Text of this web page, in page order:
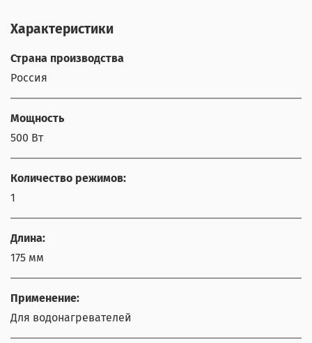
Характеристики
Страна производства
Россия
Мощность
500 Вт
Количество режимов:
1
Длина:
175 мм
Применение:
Для водонагревателей